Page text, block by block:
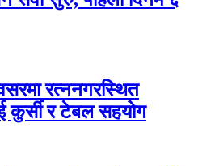
रत्ननगरस्थित
कुर्सी र टेबल सहयोग